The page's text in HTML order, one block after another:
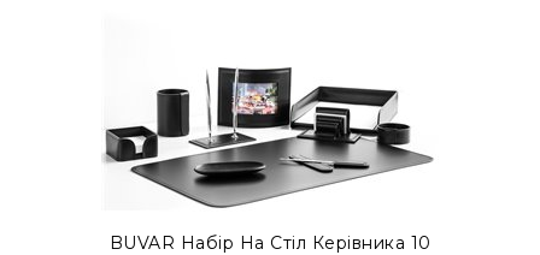
BUVAR Набір На Стіл Керівника 10